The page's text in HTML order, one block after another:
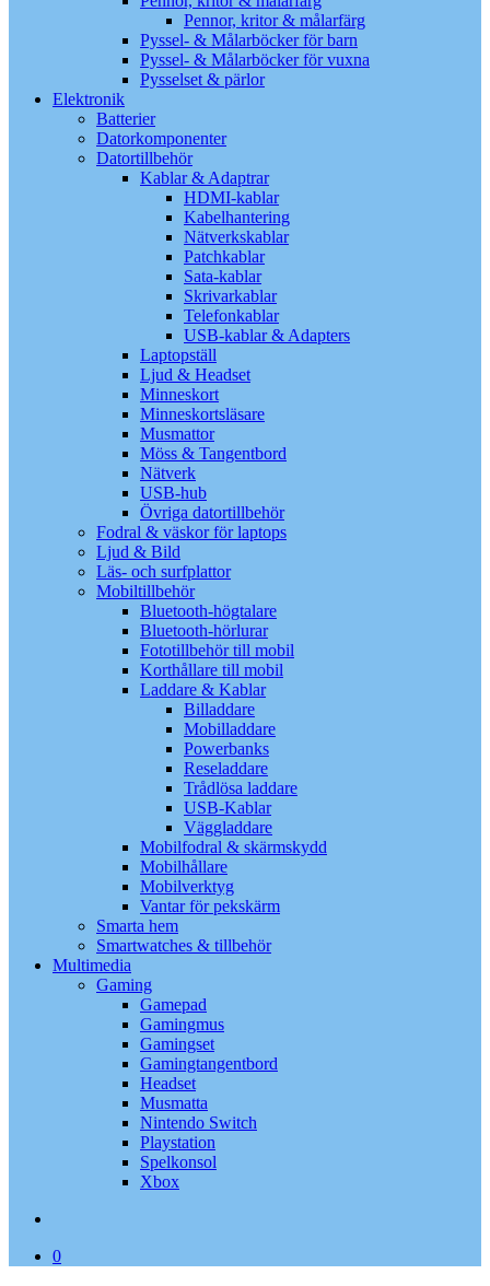
Pennor, kritor & målarfärg
Pyssel- & Målarböcker för barn
Pyssel- & Målarböcker för vuxna
Pysselset & pärlor
Elektronik
Batterier
Datorkomponenter
Datortillbehör
Kablar & Adaptrar
HDMI-kablar
Kabelhantering
Nätverkskablar
Patchkablar
Sata-kablar
Skrivarkablar
Telefonkablar
USB-kablar & Adapters
Laptopställ
Ljud & Headset
Minneskort
Minneskortsläsare
Musmattor
Möss & Tangentbord
Nätverk
USB-hub
Övriga datortillbehör
Fodral & väskor för laptops
Ljud & Bild
Läs- och surfplattor
Mobiltillbehör
Bluetooth-högtalare
Bluetooth-hörlurar
Fototillbehör till mobil
Korthållare till mobil
Laddare & Kablar
Billaddare
Mobilladdare
Powerbanks
Reseladdare
Trådlösa laddare
USB-Kablar
Väggladdare
Mobilfodral & skärmskydd
Mobilhållare
Mobilverktyg
Vantar för pekskärm
Smarta hem
Smartwatches & tillbehör
Multimedia
Gaming
Gamepad
Gamingmus
Gamingset
Gamingtangentbord
Headset
Musmatta
Nintendo Switch
Playstation
Spelkonsol
Xbox
0